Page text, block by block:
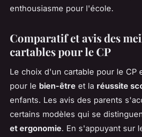
enthousiasme pour l'école.
Comparatif et avis des
cartables pour le CP
Le choix d'un cartable pour le CP
pour le bien-être et la réussite
enfants. Les avis des parents
certains modèles qui se
et ergonomie. En s'appuyant sur